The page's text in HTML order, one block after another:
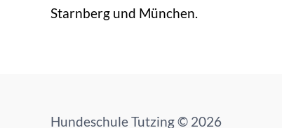
Starnberg und München.
Hundeschule Tutzing© 2026